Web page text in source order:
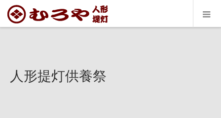
人形提灯供養祭